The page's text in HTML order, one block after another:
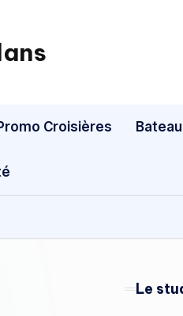
Croisières
Le